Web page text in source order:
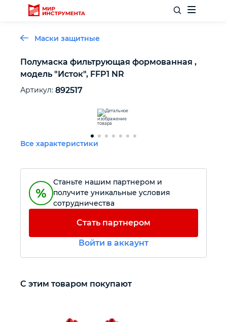
Отделочный инструмент
Столярный инструмент
Измерительный инструмент
Силовое оборудование
Автомобильный инструмент
Крепежный инструмент
Маски защитные
Полумаска фильтрующая формованная ,
модель "Исток", FFP1 NR
Артикул: 892517
Все характеристики
Станьте нашим партнером и
получите уникальные условия
сотрудничества
Стать партнером
Войти в аккаунт
С этим товаром покупают